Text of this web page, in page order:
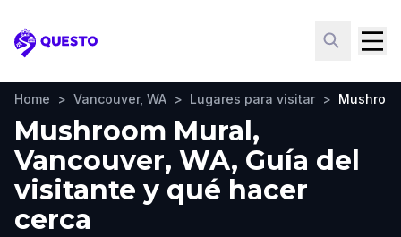
Questo
Home > Vancouver, WA > Lugares para visitar >
Mushroom Mural,
Vancouver, WA, Guía del
visitante y qué hacer
cerca